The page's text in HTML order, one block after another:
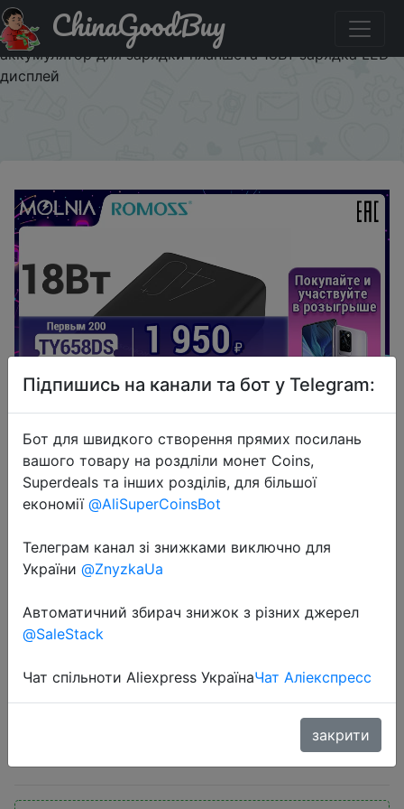
Код на знижку TY658DS повер банк ROMOSS PEA40
Zeus 40000мАч power bank для телефонаВнешний
аккумулятор для зарядки планшета 18Вт зарядка LED-
дисплей
ChinaGoodBuy
2022-04-15
повер банк ROMOSS PEA40 Zeus
40000мАч power bank для
телефонаВнешний аккумулятор
зарядка LED-дисплей
Підпишись на канали та бот у Telegram:
Бот для швидкого створення прямих посилань
вашого товару на роздліли монет Coins,
Superdeals та інших розділів, для більшої
економії @AliSuperCoinsBot
Телеграм канал зі знижками виключно для
України @ZnyzkaUa
Автоматичний збирач знижок з різних джерел
@SaleStack
Чат спільноти Aliexpress УкраїнаЧат Аліекспресс
закрити